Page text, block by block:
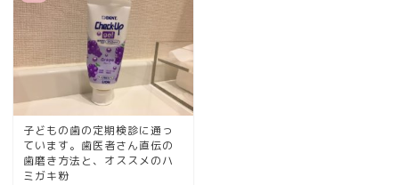
子どもの歯の定期検診に通っ
ています。歯医者さん直伝の
歯磨き方法と、オススメのハ
ミガキ粉